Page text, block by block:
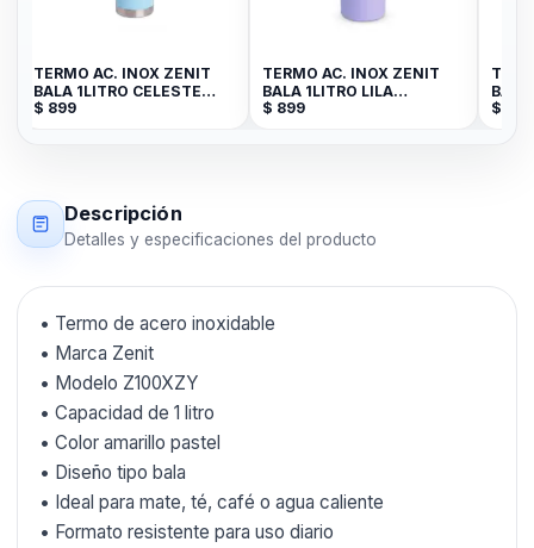
TERMO AC. INOX ZENIT
BALA 1LITRO CELESTE
PASTEL Z100XZC
$ 899
TERMO AC. INOX ZENIT
BALA 1LITRO LILA
Z100XZL
$ 899
BALA
$
Descripción
Detalles y especificaciones del producto
• Termo de acero inoxidable
• Marca Zenit
• Modelo Z100XZY
• Capacidad de 1 litro
• Color amarillo pastel
• Diseño tipo bala
• Ideal para mate, té, café o agua caliente
• Formato resistente para uso diario